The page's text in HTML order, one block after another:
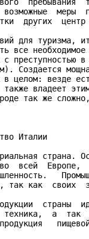
возможные  меры
других
для туризма,
все
преступностью в
Создается
целом: везде
владеет
так же
Италии
страна.
всей  Европе,
так как  своих
страны
техника,  а  так